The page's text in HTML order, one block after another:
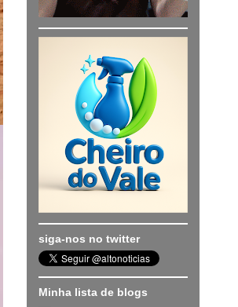
siga-nos no twitter
Minha lista de blogs